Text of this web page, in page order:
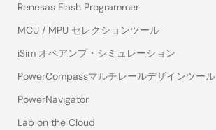
Renesas Flash Programmer
MCU / MPU セレクションツール
iSim オペアンプ・シミュレーション
PowerCompassマルチレールデザインツール
PowerNavigator
Lab on the Cloud